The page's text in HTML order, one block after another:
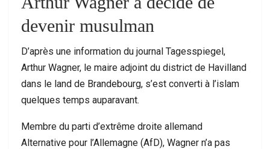
devenir musulman
D’après une information du journal Tagesspiegel,
Arthur Wagner, le maire adjoint du district de Havilland
dans le land de Brandebourg, s’est converti à l’islam
quelques temps auparavant.
Membre du parti d’extrême droite allemand
Alternative pour l’Allemagne (AfD), Wagner n’a pas